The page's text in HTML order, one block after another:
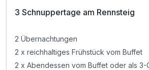
3 Schnuppertage am Rennsteig
2 Übernachtungen
2 x reichhaltiges Frühstück vom Buffet
2 x Abendessen vom Buffet oder als 3-